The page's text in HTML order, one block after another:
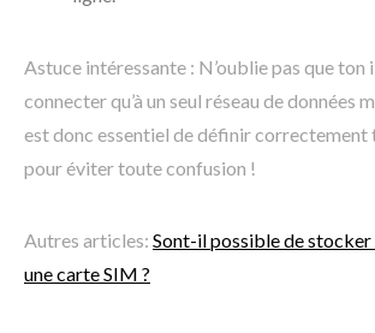
Astuce intéressante : N’oublie pas que ton
connecter qu’à un seul réseau de données
est donc essentiel de définir correctement
pour éviter toute confusion !
Autres articles: Sont-il possible de stocker
une carte SIM ?